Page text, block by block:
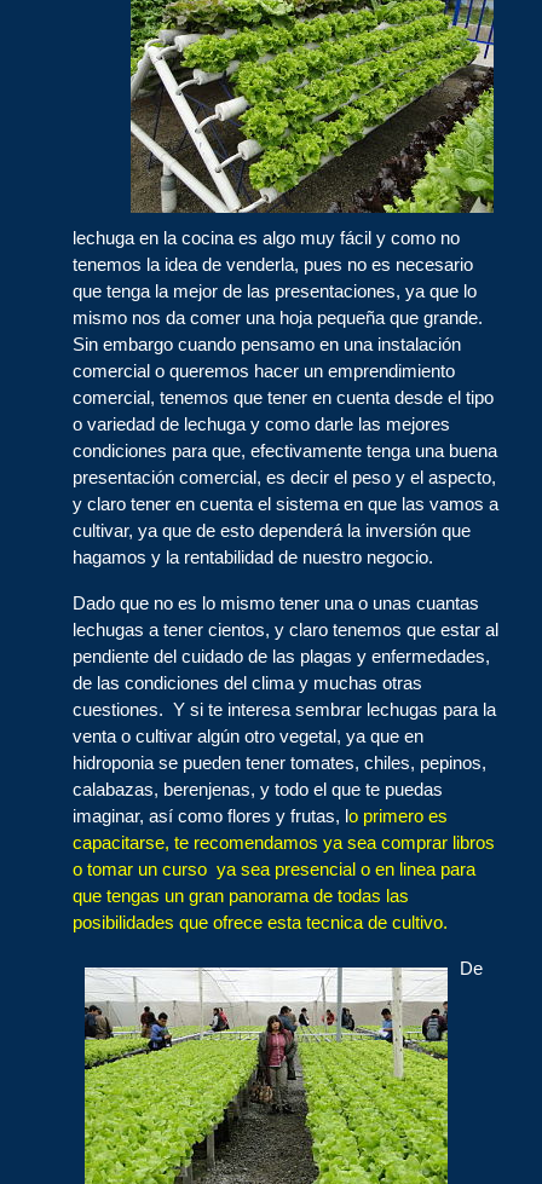
lechuga en la cocina es algo muy fácil y como no
tenemos la idea de venderla, pues no es necesario
que tenga la mejor de las presentaciones, ya que lo
mismo nos da comer una hoja pequeña que grande.
Sin embargo cuando pensamo en una instalación
comercial o queremos hacer un emprendimiento
comercial, tenemos que tener en cuenta desde el tipo
o variedad de lechuga y como darle las mejores
condiciones para que, efectivamente tenga una buena
presentación comercial, es decir el peso y el aspecto,
y claro tener en cuenta el sistema en que las vamos a
cultivar, ya que de esto dependerá la inversión que
hagamos y la rentabilidad de nuestro negocio.
Dado que no es lo mismo tener una o unas cuantas
lechugas a tener cientos, y claro tenemos que estar al
pendiente del cuidado de las plagas y enfermedades,
de las condiciones del clima y muchas otras
cuestiones. Y si te interesa sembrar lechugas para la
venta o cultivar algún otro vegetal, ya que en
hidroponia se pueden tener tomates, chiles, pepinos,
calabazas, berenjenas, y todo el que te puedas
imaginar, así como flores y frutas, lo primero es
capacitarse, te recomendamos ya sea comprar libros
o tomar un curso ya sea presencial o en linea para
que tengas un gran panorama de todas las
posibilidades que ofrece esta tecnica de cultivo.
De